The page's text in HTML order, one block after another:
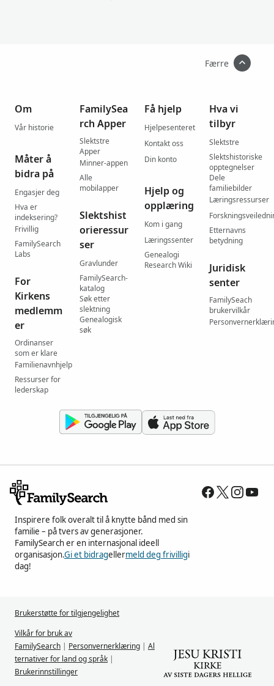
Færre
Om
Vår historie
Måter å
bidra på
Engasjer deg
Hva er
indeksering?
Frivillig
FamilySearch
Labs
For
Kirkens
medlemm
er
Ordinanser
som er klare
Familienavnhjelp
Ressurser for
lederskap
FamilySea
rch Apper
Slektstre
Apper
Minner-appen
Alle
mobilapper
Slektshist
orieressur
ser
Gravlunder
FamilySearch-
katalog
Søk etter
slektning
Genealogisk
søk
Få hjelp
Hjelpesenteret
Kontakt oss
Din konto
Hjelp og
opplæring
Kom i gang
Læringssenter
Genealogi
Research Wiki
Hva vi
tilbyr
Slektstre
Slektshistoriske
opptegnelser
Dele
familiebilder
Læringsressurser
Etternavns
betydning
Juridisk
senter
FamilySeach
brukervilkår
Inspirere folk overalt til å knytte bånd med sin
familie – på tvers av generasjoner.
FamilySearch er en internasjonal ideell
organisasjon.Gi et bidragellermeld deg frivilligi
dag!
Brukerstøtte for tilgjengelighet
Vilkår for bruk av
FamilySearch | Personvernerklæring | Al
ternativer for land og språk |
Brukerinnstillinger